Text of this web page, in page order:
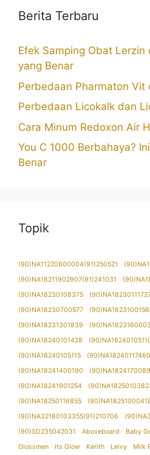
Berita Terbaru
Efek Samping Obat Lerzin
yang Benar
Perbedaan Pharmaton Vit
Perbedaan Licokalk dan
Cara Minum Redoxon Air
You C 1000 Berbahaya?
Benar
Topik
(90)NA11220800004(91)250521
(90)NA18211902907(91)241031
(90)NA18230108375
(90)NA18230700577
(90)NA18231301839
(90)NA18240101428
(90)NA18240105115
(90)NA18240117460
(90)NA18241400190
(90)NA18241901254
(90)NA18250116855
(90)NA32180103355(91)210706
(90)SD235042031
Aboveboard Baby
Glossmen
Its Glow Kerith Leivy Milk